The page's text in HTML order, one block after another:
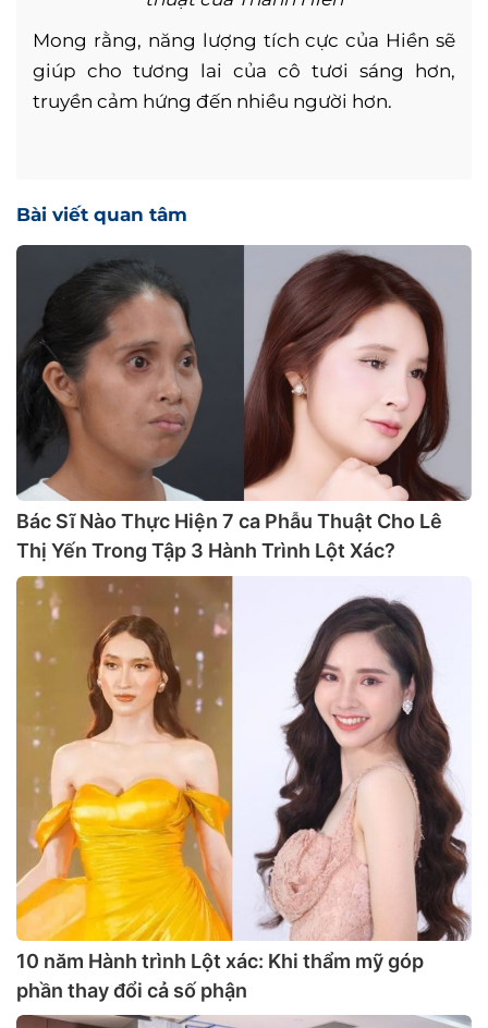
Mong rằng, năng lượng tích cực của Hiền sẽ
giúp cho tương lai của cô tươi sáng hơn,
truyền cảm hứng đến nhiều người hơn.
Bài viết quan tâm
Bác Sĩ Nào Thực Hiện 7 ca Phẫu Thuật Cho Lê
Thị Yến Trong Tập 3 Hành Trình Lột Xác?
10 năm Hành trình Lột xác: Khi thẩm mỹ góp
phần thay đổi cả số phận